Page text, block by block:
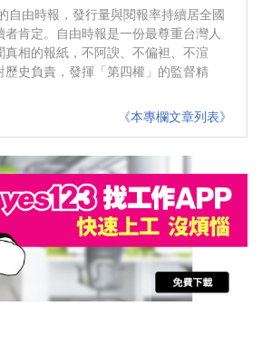
自由時報，發行量與閱報率持續居全國
者肯定。自由時報是一份最尊重台灣人
真相的報紙，不阿諛、不偏袒、不渲
歷史負責，發揮「第四權」的監督精
《本專欄文章列表》